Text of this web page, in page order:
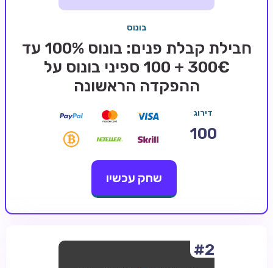
בלאקג'ק אונליין
בונוסים בקזינו אונליין
בונוס
חבילת קבלת פנים: בונוס 100% עד
300€ + 100 ספיני בונוס על
ההפקדה הראשונה
דירוג
100
שחק עכשיו
#2